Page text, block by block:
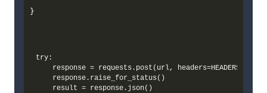
}
try:
response = requests.post(url, headers=HEADERS,
    response.raise_for_status()
    result = response.json()